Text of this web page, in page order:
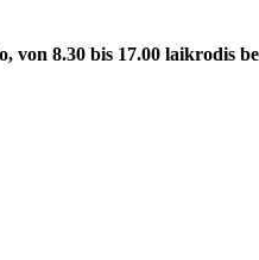
von 8.30 bis 17.00 laikrodis